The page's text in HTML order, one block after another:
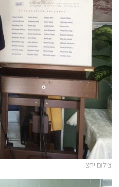
צילום יחצ